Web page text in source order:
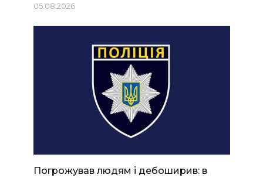
05.08.2026
Погрожував людям і дебоширив: в